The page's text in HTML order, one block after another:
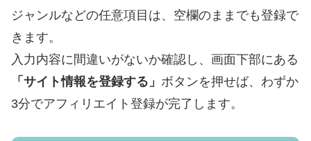
ジャンルなどの任意項目は、空欄のままでも登録で
きます。
入力内容に間違いがないか確認し、画面下部にある
「サイト情報を登録する」 ボタンを押せば、わずか
3分でアフィリエイト登録が完了します。